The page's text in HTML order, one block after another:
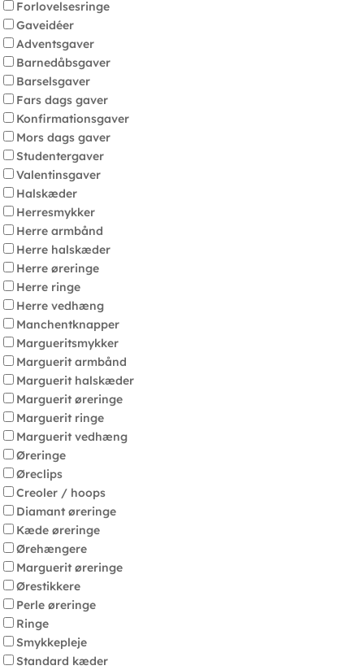
Forlovelsesringe
Gaveidéer
Adventsgaver
Barnedåbsgaver
Barselsgaver
Fars dags gaver
Konfirmationsgaver
Mors dags gaver
Studentergaver
Valentinsgaver
Halskæder
Herresmykker
Herre armbånd
Herre halskæder
Herre øreringe
Herre ringe
Herre vedhæng
Manchentknapper
Margueritsmykker
Marguerit armbånd
Marguerit halskæder
Marguerit øreringe
Marguerit ringe
Marguerit vedhæng
Øreringe
Øreclips
Creoler / hoops
Diamant øreringe
Kæde øreringe
Ørehængere
Marguerit øreringe
Ørestikkere
Perle øreringe
Ringe
Smykkepleje
Standard kæder